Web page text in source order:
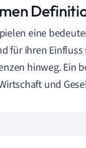
eine
für ihren
hinweg. Ein
und